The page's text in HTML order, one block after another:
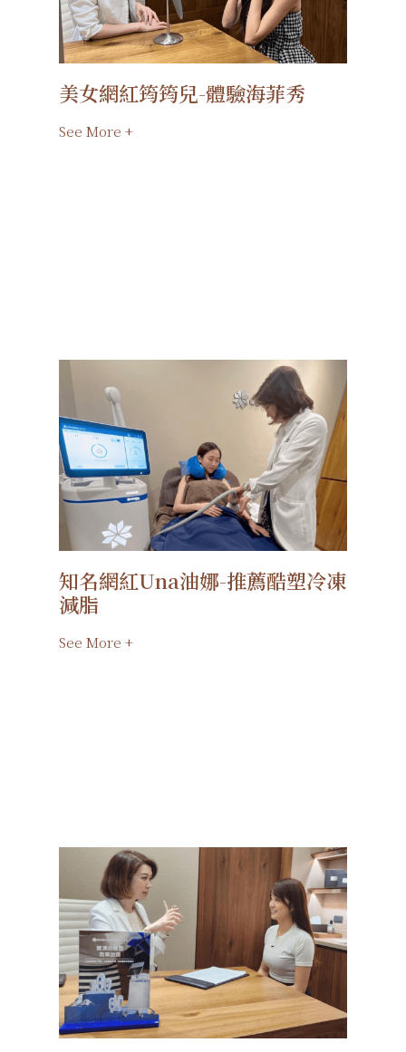
美女網紅筠筠兒-體驗海菲秀
See More +
知名網紅Una油娜-推薦酷塑冷凍
減脂
See More +